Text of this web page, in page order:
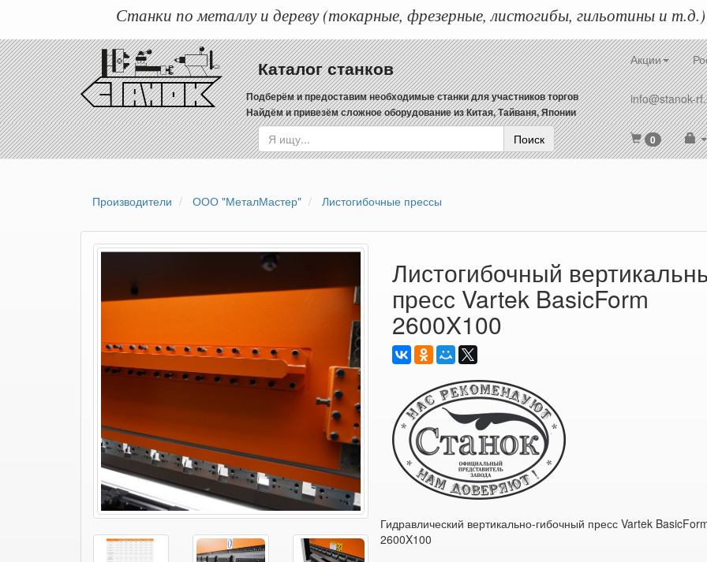
Станки по металлу и дереву (токарные, фрезерные, листогибы, гильотины и т.д.)
Каталог станков
Подберём и предоставим необходимые станки для участников торгов
Найдём и привезём сложное оборудование из Китая, Тайваня, Японии
Поиск
Акции
info@stanok-
0
Производители ООО "МеталМастер" Листогибочные прессы
Листогибочный
пресс Vartek BasicForm
2600X100
Гидравлический вертикально-гибочный пресс Vartek
2600X100